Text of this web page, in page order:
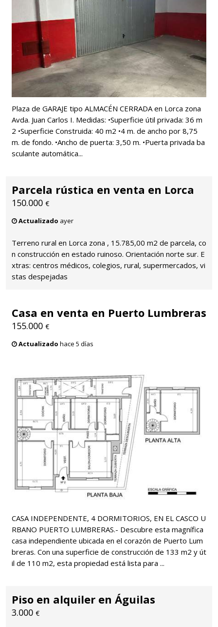
Plaza de GARAJE tipo ALMACÉN CERRADA en Lorca zona
Avda. Juan Carlos I. Medidas: •Superficie útil privada: 36 m
2 •Superficie Construida: 40 m2 •4 m. de ancho por 8,75
m. de fondo. •Ancho de puerta: 3,50 m. •Puerta privada ba
sculante automática...
Parcela rústica en venta en Lorca
150.000 €
Actualizado ayer
Terreno rural en Lorca zona , 15.785,00 m2 de parcela, co
n construcción en estado ruinoso. Orientación norte sur. E
xtras: centros médicos, colegios, rural, supermercados, vi
stas despejadas
Casa en venta en Puerto Lumbreras
155.000 €
Actualizado hace 5 días
CASA INDEPENDENTE, 4 DORMITORIOS, EN EL CASCO U
RBANO PUERTO LUMBRERAS.- Descubre esta magnífica
casa independiente ubicada en el corazón de Puerto Lum
breras. Con una superficie de construcción de 133 m2 y út
il de 110 m2, esta propiedad está lista para ...
Piso en alquiler en Águilas
3.000 €